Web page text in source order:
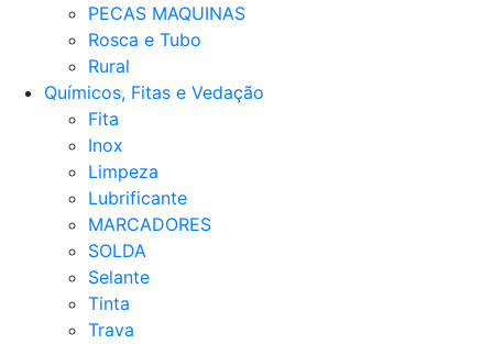
PECAS MAQUINAS
Rosca e Tubo
Rural
Químicos, Fitas e Vedação
Fita
Inox
Limpeza
Lubrificante
MARCADORES
SOLDA
Selante
Tinta
Trava